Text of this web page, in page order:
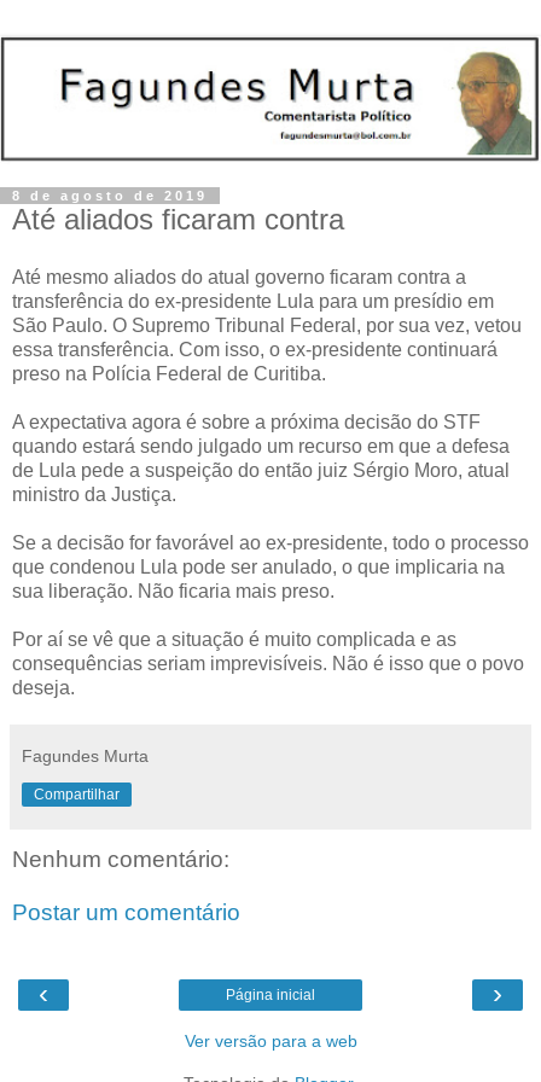
8 de agosto de 2019
Até aliados ficaram contra
Até mesmo aliados do atual governo ficaram contra a
transferência do ex-presidente Lula para um presídio em
São Paulo. O Supremo Tribunal Federal, por sua vez, vetou
essa transferência. Com isso, o ex-presidente continuará
preso na Polícia Federal de Curitiba.
A expectativa agora é sobre a próxima decisão do STF
quando estará sendo julgado um recurso em que a defesa
de Lula pede a suspeição do então juiz Sérgio Moro, atual
ministro da Justiça.
Se a decisão for favorável ao ex-presidente, todo o processo
que condenou Lula pode ser anulado, o que implicaria na
sua liberação. Não ficaria mais preso.
Por aí se vê que a situação é muito complicada e as
consequências seriam imprevisíveis. Não é isso que o povo
deseja.
Fagundes Murta
Compartilhar
Nenhum comentário:
Postar um comentário
‹ ›
Página inicial
Ver versão para a web